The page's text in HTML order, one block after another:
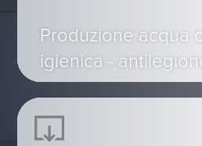
Produzione acqua
igienica -